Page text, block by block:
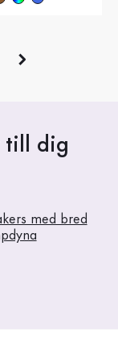
till dig
med bred